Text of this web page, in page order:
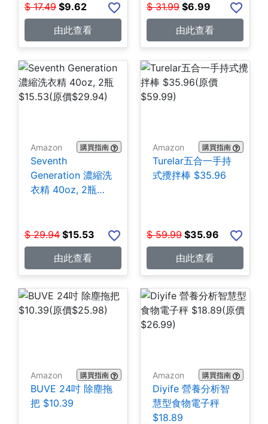
$ 17.49 $9.62
由此查看
$ 31.99 $6.99
由此查看
Amazon 購買指南
Seventh
Generation 濃縮洗
衣精 40oz, 2瓶
$ 29.94 $15.53
由此查看
Amazon 購買指南
Turelar五合一手持
式攪拌棒 $35.96
$ 59.99 $35.96
由此查看
Amazon 購買指南
BUVE 24吋 除塵拖
把 $10.39
Amazon 購買指南
Diyife 營養分析智
慧型食物電子秤
$18.89